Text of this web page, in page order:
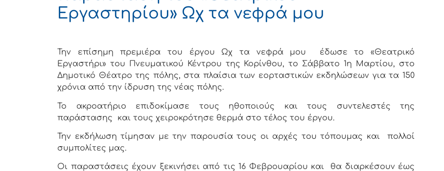
Εργαστηρίου» Ωχ τα νεφρά μου
Την επίσημη πρεμιέρα του έργου Ωχ τα νεφρά μου
έδωσε το «Θεατρικό
Εργαστήρι» του Πνευματικού Κέντρου της Κορίνθου, το Σάββατο 1η Μαρτίου, στο
Δημοτικό Θέατρο της πόλης, στα πλαίσια των εορταστικών εκδηλώσεων για τα 150
χρόνια από την ίδρυση της νέας πόλης.
Το ακροατήριο επιδοκίμασε τους ηθοποιούς και τους συντελεστές της
παράστασης
και τους χειροκρότησε θερμά στο τέλος του έργου.
Την εκδήλωση τίμησαν με την παρουσία τους οι αρχές του τόπουμας και
πολλοί
συμπολίτες μας.
Οι παραστάσεις έχουν ξεκινήσει από τις 16 Φεβρουαρίου και
θα διαρκέσουν έως